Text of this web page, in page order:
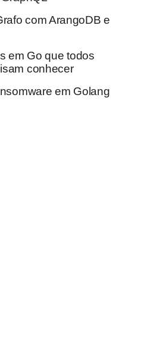
com ArangoDB e
em Go que todos
conhecer
em Golang
aba
nova aba
em uma nova aba
por email
em uma nova aba